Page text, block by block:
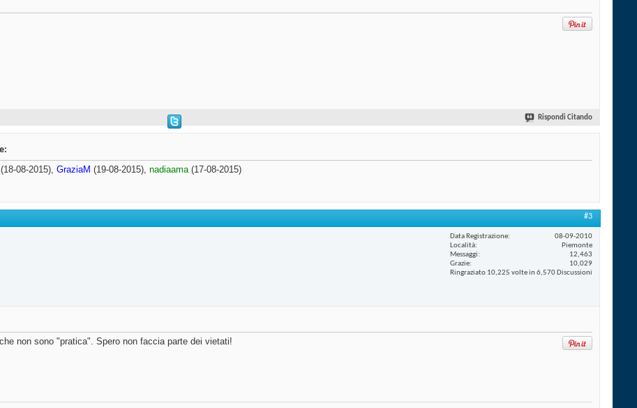
Rispondi Citando
08-2015), GraziaM (19-08-2015), nadiaama(17-08-2015)
#3
Data Registrazione
08-09-2010
Località
Piemonte
Messaggi
12,463
Grazie
10,029
Ringraziato 10,225 volte in 6,570 Discussioni
non sono "pratica". Spero non faccia parte dei vietati!